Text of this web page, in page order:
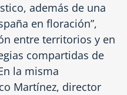
además de una
en floración”,
entre territorios y en
compartidas de
la misma
Martínez, director